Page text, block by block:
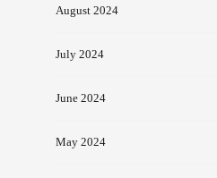
August 2024
July 2024
June 2024
May 2024